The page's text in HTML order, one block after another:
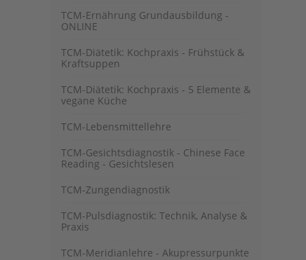
TCM-Ernährung Grundausbildung -
ONLINE
TCM-Diätetik: Kochpraxis - Frühstück &
Kraftsuppen
TCM-Diätetik: Kochpraxis - 5 Elemente &
vegane Küche
TCM-Lebensmittellehre
TCM-Gesichtsdiagnostik - Chinese Face
Reading - Gesichtslesen
TCM-Zungendiagnostik
TCM-Pulsdiagnostik: Technik, Analyse &
Praxis
TCM-Meridianlehre - Akupressurpunkte